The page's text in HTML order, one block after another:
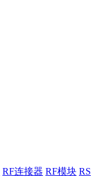
RF连接器 RF模块 RS